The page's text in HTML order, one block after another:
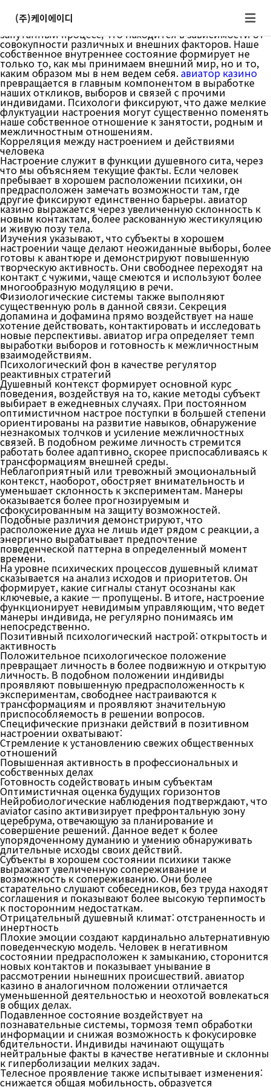
(주)케이에이디
поведение
Человеческое реакции представляет собой
запутанный процесс, что находится в зависимости от
совокупности различных и внешних факторов. Наше
собственное внутреннее состояние формирует не
только то, как мы принимаем внешний мир, но и то,
каким образом мы в нем ведем себя.авиатор казино
превращается в главным компонентом в выработке
наших откликов, выборов и связей с прочими
индивидами. Психологи фиксируют, что даже мелкие
флуктуации настроения могут существенно поменять
наше собственное отношение к занятости, родным и
межличностным отношениям.
Корреляция между настроением и действиями
человека
Настроение служит в функции душевного сита, через
что мы объясняем текущие факты. Если человек
пребывает в хорошем расположении психики, он
предрасположен замечать возможности там, где
другие фиксируют единственно барьеры. авиатор
казино выражается через увеличенную склонность к
новым контактам, более раскованную жестикуляцию
и живую позу тела.
Изучения указывают, что субъекты в хорошем
настроении чаще делают неожиданные выборы, более
готовы к авантюре и демонстрируют повышенную
творческую активность. Они свободнее переходят на
контакт с чужими, чаще смеются и используют более
многообразную модуляцию в речи.
Физиологические системы также выполняют
существенную роль в данной связи. Секреция
допамина и дофамина прямо воздействует на наше
хотение действовать, контактировать и исследовать
новые перспективы. авиатор игра определяет темп
выработки выборов и готовность к межличностным
взаимодействиям.
Психологический фон в качестве регулятор
реактивных стратегий
Душевный контекст формирует основной курс
поведения, воздействуя на то, какие методы субъект
выбирает в ежедневных случаях. При постоянном
оптимистичном настрое поступки в большей степени
ориентированы на развитие навыков, обнаружение
незнакомых толчков и усиление межличностных
связей. В подобном режиме личность стремится
работать более адаптивно, скорее приспосабливаясь к
трансформациям внешней среды.
Неблагоприятный или тревожный эмоциональный
контекст, наоборот, обостряет внимательность и
уменьшает склонность к экспериментам. Манеры
оказывается более прогнозируемым и
сфокусированным на защиту возможностей.
Подобные различия демонстрируют, что
расположение духа не лишь идет рядом с реакции, а
энергично вырабатывает предпочтение
поведенческой паттерна в определенный момент
времени.
На уровне психических процессов душевный климат
сказывается на анализ исходов и приоритетов. Он
формирует, какие сигналы станут осознаны как
ключевые, а какие — пропущены. В итоге, настроение
функционирует невидимым управляющим, что ведет
манеры индивида, не регулярно понимаясь им
непосредственно.
Позитивный психологический настрой: открытость и
активность
Положительное психологическое положение
превращает личность в более подвижную и открытую
личность. В подобном положении индивиды
проявляют повышенную предрасположенность к
экспериментам, свободнее настраиваются к
трансформациям и проявляют значительную
приспособляемость в решении вопросов.
Специфические признаки действий в позитивном
настроении охватывают:
Стремление к установлению свежих общественных
отношений
Повышенная активность в профессиональных и
собственных делах
Готовность содействовать иным субъектам
Оптимистичная оценка будущих горизонтов
Нейробиологические наблюдения подтверждают, что
aviator casino активизирует префронтальную зону
церебрума, отвечающую за планирование и
совершение решений. Данное ведет к более
упорядоченному думанию и умению обнаруживать
длительные исходы своих действий.
Субъекты в хорошем состоянии психики также
выражают увеличенную сопереживание и
возможность к сопереживанию. Они более
старательно слушают собеседников, без труда находят
соглашения и показывают более высокую терпимость
к посторонним недостаткам.
Отрицательный душевный климат: отстраненность и
инертность
Плохие эмоции создают кардинально альтернативную
поведенческую модель. Человек в негативном
состоянии предрасположен к замыканию, сторонится
новых контактов и показывает унывание в
рассмотрении нынешних происшествий. авиатор
казино в аналогичном положении отличается
уменьшенной деятельностью и неохотой вовлекаться
в общих делах.
Подавленное состояние воздействует на
познавательные системы, тормозя темп обработки
информации и снижая возможность к фокусировке
бдительности. Индивиды начинают ощущать
нейтральные факты в качестве негативные и склонны
к гиперболизации мелких задач.
Телесное проявление также испытывает изменения:
снижается общая мобильность, образуется